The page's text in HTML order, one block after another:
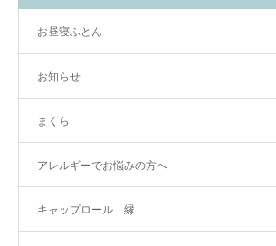
お昼寝ふとん
お知らせ
まくら
アレルギーでお悩みの方へ
キャップロール 縁